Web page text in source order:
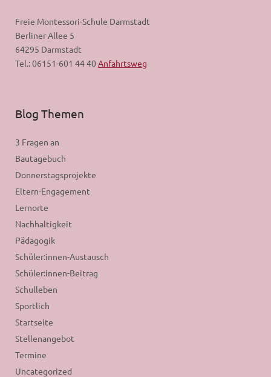
Freie Montessori-Schule Darmstadt
Berliner Allee 5
64295 Darmstadt
Tel.: 06151-601 44 40Anfahrtsweg
Blog Themen
3 Fragen an
Bautagebuch
Donnerstagsprojekte
Eltern-Engagement
Lernorte
Nachhaltigkeit
Pädagogik
Schüler:innen-Austausch
Schüler:innen-Beitrag
Schulleben
Sportlich
Startseite
Stellenangebot
Termine
Uncategorized